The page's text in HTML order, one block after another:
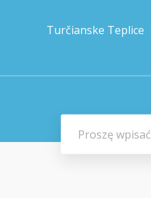
Turčianske Teplice